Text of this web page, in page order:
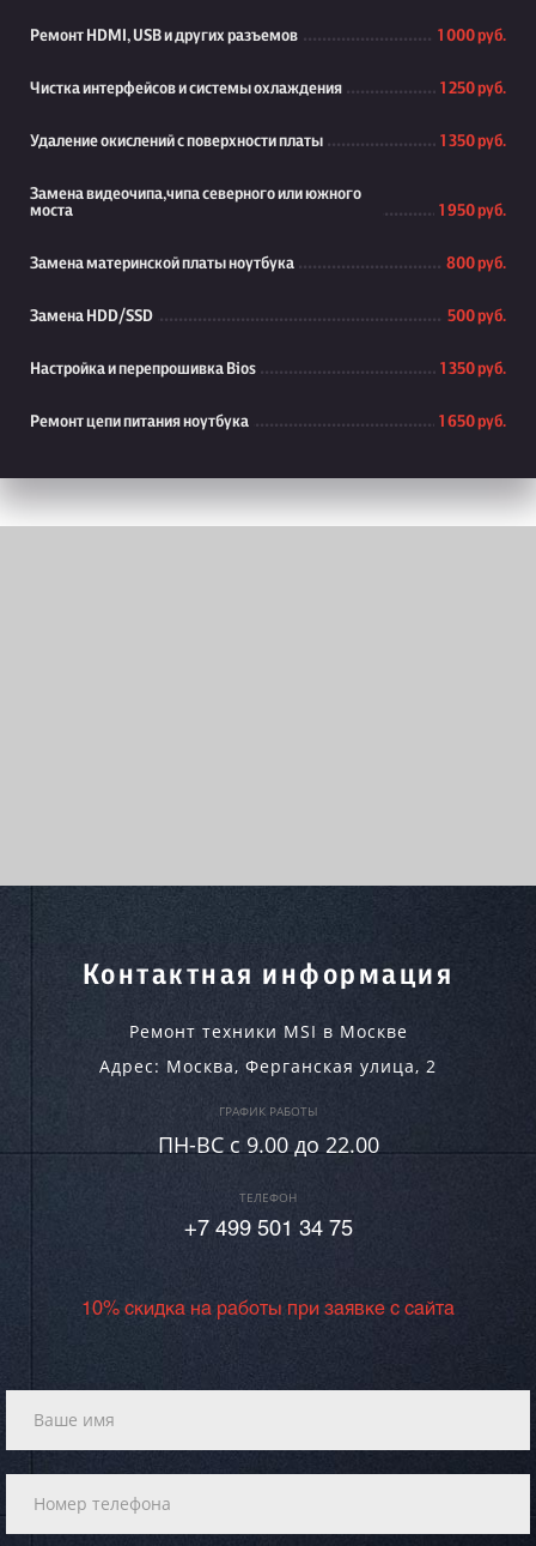
Ремонт HDMI, USB и других разъемов 1 000 руб.
Чистка интерфейсов и системы охлаждения 1 250 руб.
Удаление окислений с поверхности платы 1 350 руб.
Замена видеочипа,чипа северного или южного
моста
1 950 руб.
Замена материнской платы ноутбука 800 руб.
Замена HDD/SSD 500 руб.
Настройка и перепрошивка Bios 1 350 руб.
Ремонт цепи питания ноутбука 1 650 руб.
Контактная информация
Ремонт техники MSI в Москве
Адрес: Москва, Ферганская улица, 2
ГРАФИК РАБОТЫ
ПН-ВC c 9.00 до 22.00
ТЕЛЕФОН
+7 499 501 34 75
10% скидка на работы при заявке с сайта